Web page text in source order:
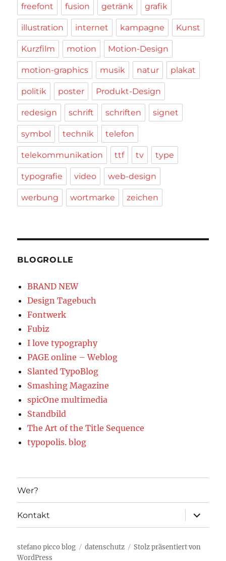
freefont fusion getränk grafik
illustration internet kampagne Kunst
Kurzfilm motion Motion-Design
motion-graphics musik natur plakat
politik poster Produkt-Design
redesign schrift schriften signet
symbol technik telefon
telekommunikation ttf tv type
typografie video web-design
werbung wortmarke zeichen
BLOGROLLE
BRAND NEW
Design Tagebuch
Fontwerk
Fubiz
I love typography
PAGE online – Weblog
Slanted TypoBlog
Smashing Magazine
spicOne multimedia
Standbild
The Art of the Title Sequence
typopolis. blog
Wer?
Kontakt
öffnen
stefano picco blog datenschutz
Stolz präsentiert von
WordPress